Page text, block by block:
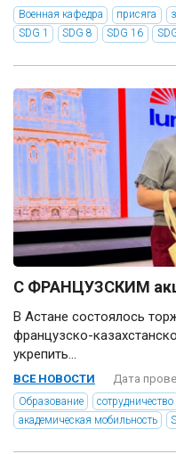
Военная кафедра присяга
SDG 1
SDG 8 SDG 16
С ФРАНЦУЗСКИМ
В Астане состоялось
французско-
укрепить...
ВСЕ НОВОСТИ Дата
Образование сотрудничество
академическая мобильность